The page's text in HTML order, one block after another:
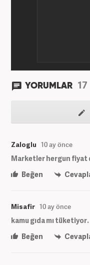
YORUMLAR 17
Zaloglu 10 ay önce
Marketler hergun
Beğen
Misafir 10 ay önce
kamu gıda mı tüketiyor.
Beğen